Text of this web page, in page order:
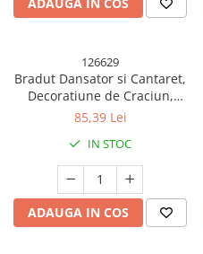
126629
Bradut Dansator si Cantaret,
Decoratiune de Craciun,
Jucarie Interactiva, cu Chitara,
Verde
85,39 Lei
IN STOC
ADAUGA IN COS